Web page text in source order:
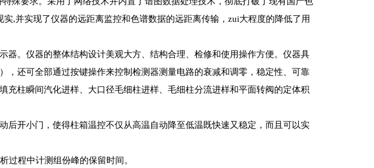
,并实现了仪器的远距离监控和色谱数据的远距离传输，zui大程度的降低了用
。仪器的整体结构设计美观大方、结构合理、检修和使用操作方便。仪器具
还可全部通过按键操作来控制检测器测量电路的衰减和调零，稳定性、可靠
柱瞬间汽化进样、大口径毛细柱进样、毛细柱分流进样和平面转阀的定体积
开小门，使得柱箱温控不仅从高温自动降至低温既快速又稳定，而且可以实
过程中计测组份峰的保留时间。